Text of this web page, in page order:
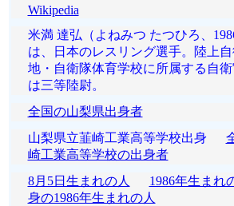
Wikipedia
米満 達弘（よねみつ たつひろ、
は、日本のレスリング選手。陸上
地・自衛隊体育学校に所属する自
は三等陸尉。
全国の山梨県出身者
山梨県立韮崎工業高等学校出身
崎工業高等学校の出身者
8月5日生まれの人
1986年生まれ
身の1986年生まれの人